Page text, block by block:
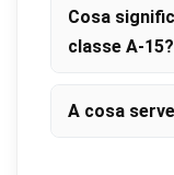
Cosa
classe A-15?
A cosa